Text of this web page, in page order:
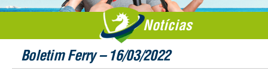
Notícias
Boletim Ferry – 16/03/2022